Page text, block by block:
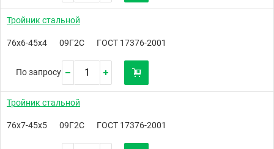
Тройник стальной
76х6-45х4 09Г2С ГОСТ 17376-2001
По запросу
Тройник стальной
76х7-45х5 09Г2С ГОСТ 17376-2001